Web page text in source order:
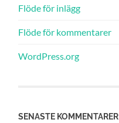
Flöde för inlägg
Flöde för kommentarer
WordPress.org
SENASTE KOMMENTARER